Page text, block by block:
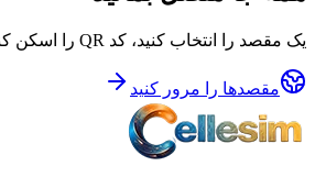
یک مقصد را انتخاب کنید، کد QR را اسکن کنید و در عرض چند ثانیه در بیش از ۲۰۰ کشور آنلاین شوید.
مقصدها را مرور کنید